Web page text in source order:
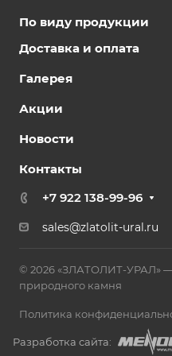
По виду продукции
Доставка и оплата
Галерея
Акции
Новости
Контакты
+7 922 138-99-96
sales@zlatolit-ural.ru
© 2026 «ЗЛАТОЛИТ-УРАЛ»
природного камня
Политика
Разработка сайта: